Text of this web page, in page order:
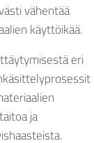
vähentää
käyttöikää.
eri
ja